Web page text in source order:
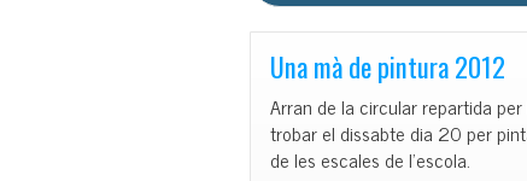
Una mà de pintura 2012
Arran de la circular repartida
trobar el dissabte dia 20 per
de les escales de l’escola.